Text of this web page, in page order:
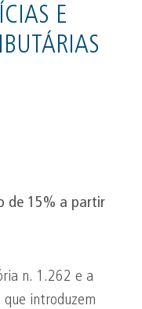
E
de 15% a partir
n. 1.262 e a
introduzem